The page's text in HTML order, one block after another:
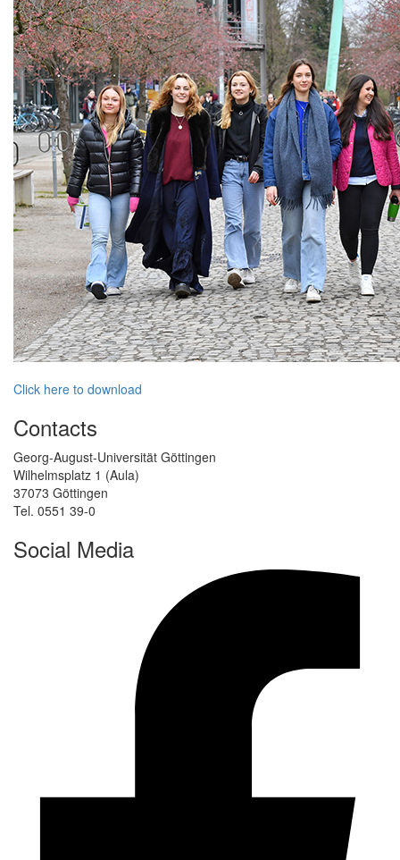
Click here to download
Contacts
Georg-August-Universität Göttingen
Wilhelmsplatz 1 (Aula)
37073 Göttingen
Tel. 0551 39-0
Social Media